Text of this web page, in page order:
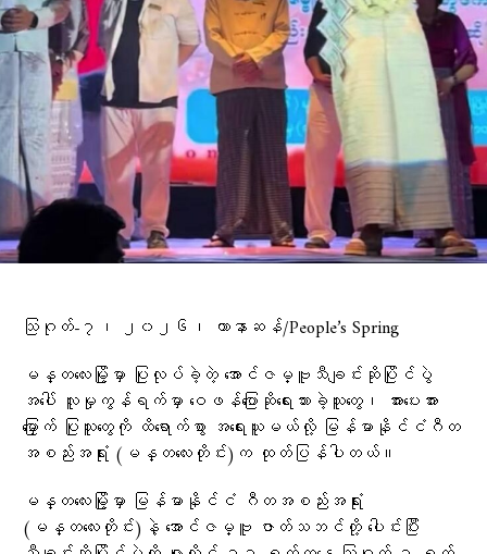
သြဂုတ်-၇၊ ၂၀၂၆၊ ဟာနာဆန်/People’s Spring
မန္တလေးမြို့မှာ ပြုလုပ်ခဲ့တဲ့ အောင်ဇမ္ဗူသီချင်းဆိုပြိုင်ပွဲ
အပေါ် လူမှုကွန်ရက်မှာ ဝေဖန်ပြောဆိုရေးသားခဲ့သူတွေ၊ အားပေးအား
မြှောက် ပြုသူတွေကို ထိရောက်စွာ အရေးယူမယ်လို့ မြန်မာနိုင်ငံဂီတ
အစည်းအရုံး (မန္တလေးတိုင်း)က ထုတ်ပြန်ပါတယ်။
မန္တလေးမြို့မှာ မြန်မာနိုင်ငံ ဂီတအစည်းအရုံး
(မန္တလေးတိုင်း)နဲ့ အောင်ဇမ္ဗူ ဇာတ်သဘင်တို့ ပေါင်းပြီး